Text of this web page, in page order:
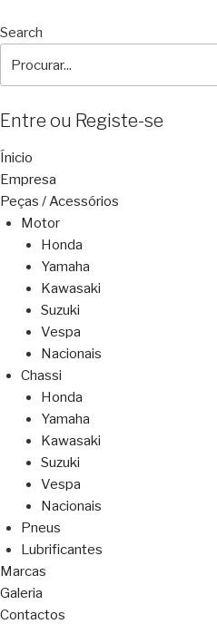
Search
Entre ou Registe-se
Ínicio
Empresa
Peças / Acessórios
Motor
Honda
Yamaha
Kawasaki
Suzuki
Vespa
Nacionais
Chassi
Honda
Yamaha
Kawasaki
Suzuki
Vespa
Nacionais
Pneus
Lubrificantes
Marcas
Galeria
Contactos